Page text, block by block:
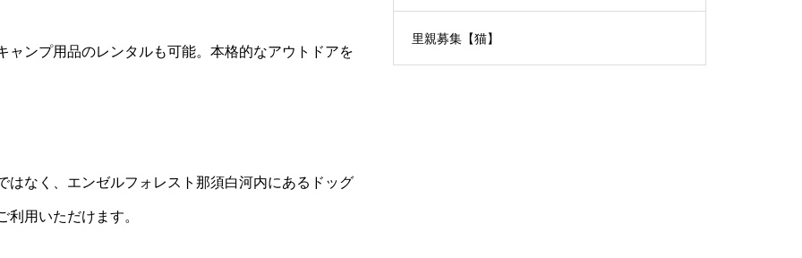
ンプ用品のレンタルも可能。本格的なアウトドアを
なく、エンゼルフォレスト那須白河内にあるドッグ
用いただけます。
里親募集【猫】